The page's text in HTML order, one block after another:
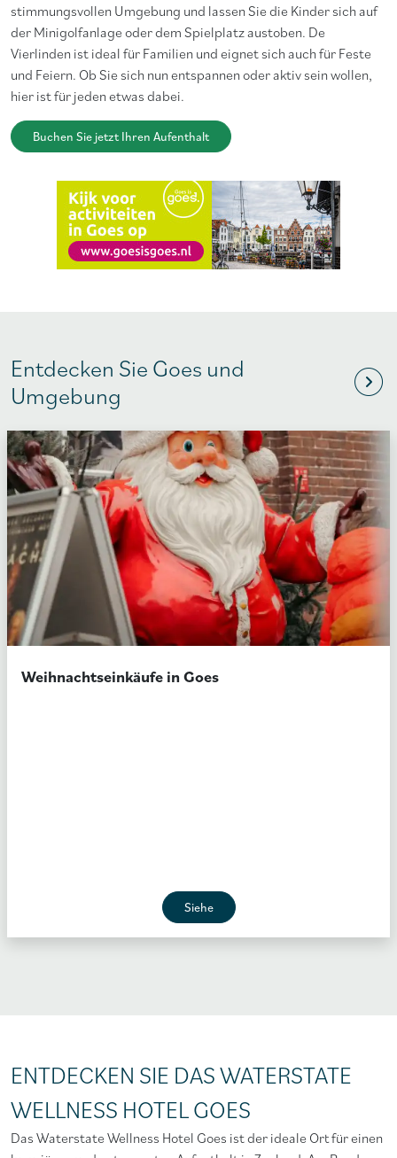
stimmungsvollen Umgebung und lassen Sie die Kinder sich auf
der Minigolfanlage oder dem Spielplatz austoben. De
Vierlinden ist ideal für Familien und eignet sich auch für Feste
und Feiern. Ob Sie sich nun entspannen oder aktiv sein wollen,
hier ist für jeden etwas dabei.
Buchen Sie jetzt Ihren Aufenthalt
Entdecken Sie Goes und
Umgebung
Weihnachtseinkäufe in Goes
Siehe
ENTDECKEN SIE DAS WATERSTATE
WELLNESS HOTEL GOES
Das Waterstate Wellness Hotel Goes ist der ideale Ort für einen